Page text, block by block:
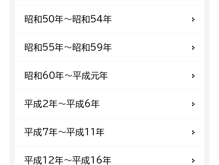
昭和50年〜昭和54年
昭和55年〜昭和59年
昭和60年〜平成元年
平成2年〜平成6年
平成7年〜平成11年
平成12年〜平成16年